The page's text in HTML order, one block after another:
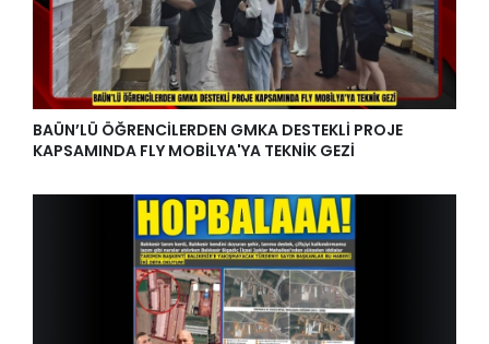
BAÜN’LÜ ÖĞRENCİLERDEN GMKA DESTEKLİ PROJE
KAPSAMINDA FLY MOBİLYA'YA TEKNİK GEZİ